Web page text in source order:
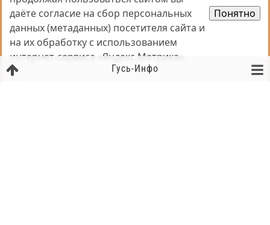
Гусь-Инфо
даёте согласие на сбор персональных
данных (метаданных) посетителя сайта и
на их обработку с использованием
интернет-сервиса «Яндекс.Метрика».
Понятно
даёте согласие на сбор персональных
данных (метаданных) посетителя сайта и
на их обработку с использованием
интернет-сервиса «Яндекс.Метрика».
Понятно